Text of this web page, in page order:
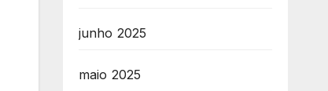
junho 2025
maio 2025